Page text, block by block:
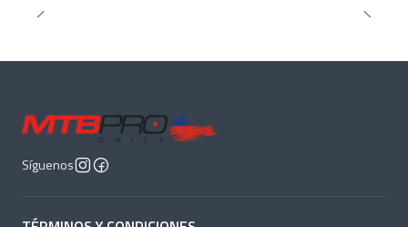
Síguenos